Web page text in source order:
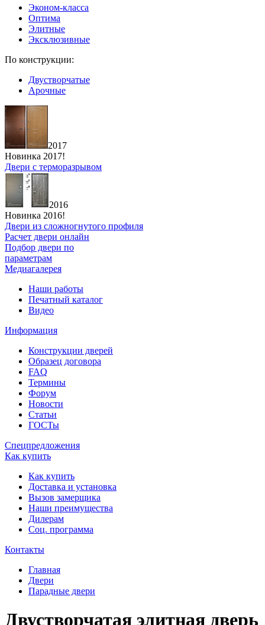
Эконом-класса
Оптима
Элитные
Эксклюзивные
По конструкции:
Двустворчатые
Арочные
2017
Новинка 2017!
Двери с терморазрывом
2016
Новинка 2016!
Двери из сложногнутого профиля
Расчет двери онлайн
Подбор двери по
параметрам
Медиагалерея
Наши работы
Печатный каталог
Видео
Информация
Конструкции дверей
Образец договора
FAQ
Термины
Форум
Новости
Статьи
ГОСТы
Спецпредложения
Как купить
Как купить
Доставка и установка
Вызов замерщика
Наши преимущества
Дилерам
Соц. программа
Контакты
Главная
Двери
Парадные двери
Двустворчатая элитная дверь